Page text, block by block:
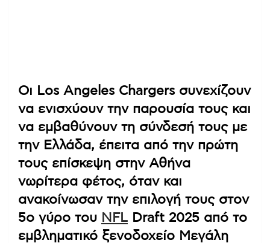
Οι Los Angeles Chargers συνεχίζουν
να ενισχύουν την παρουσία τους και
να εμβαθύνουν τη σύνδεσή τους με
την Ελλάδα, έπειτα από την πρώτη
τους επίσκεψη στην Αθήνα
νωρίτερα φέτος, όταν και
ανακοίνωσαν την επιλογή τους στον
5ο γύρο του NFL Draft 2025 από το
εμβληματικό ξενοδοχείο Μεγάλη